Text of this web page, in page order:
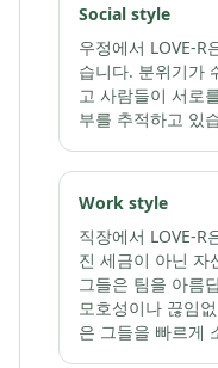
Social style
우정에서 LOVE-R
습니다. 분위기가
고 사람들이 서로
부를 추적하고 있
Work style
직장에서 LOVE-R
진 세금이 아닌 자
그들은 팀을 아름
모호성이나 끊임
은 그들을 빠르게